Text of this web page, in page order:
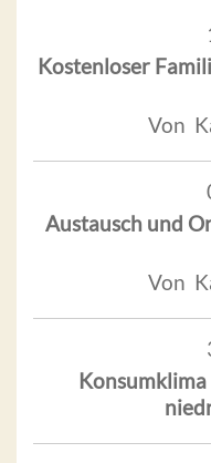
Kostenloser
Von
Austausch und
Von